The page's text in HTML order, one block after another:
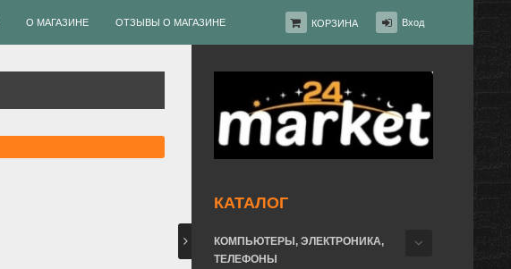
КОРЗИНА Вход
О МАГАЗИНЕ ОТЗЫВЫ О МАГАЗИНЕ
КАТАЛОГ
КОМПЬЮТЕРЫ, ЭЛЕКТРОНИКА,
ТЕЛЕФОНЫ